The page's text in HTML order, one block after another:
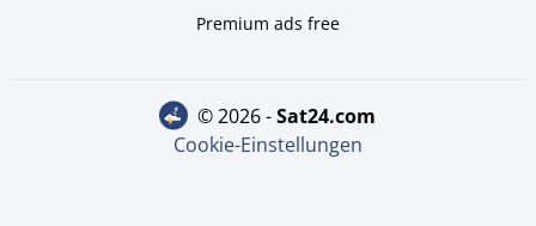
Premium ads free
© 2026 - sat24.com
Cookie-Einstellungen